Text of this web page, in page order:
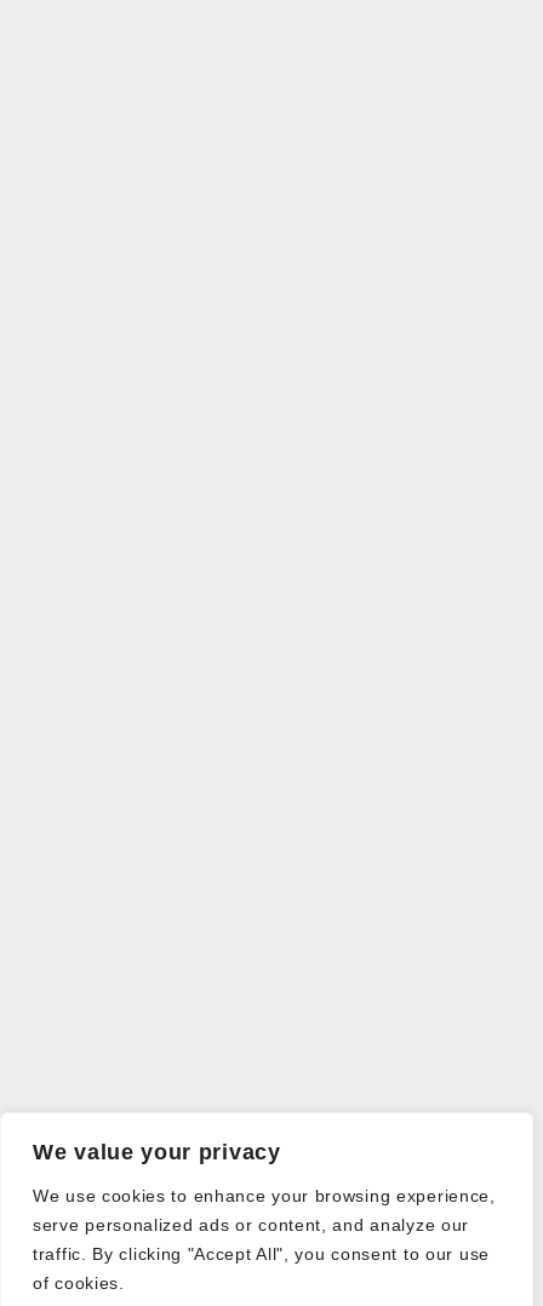
We value your privacy
We use cookies to enhance your browsing experience,
serve personalized ads or content, and analyze our
traffic. By clicking "Accept All", you consent to our use
of cookies.